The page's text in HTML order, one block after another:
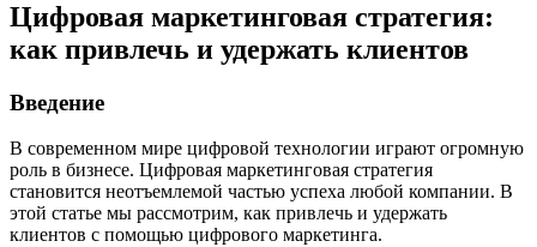
Цифровая маркетинговая стратегия:
как привлечь и удержать клиентов
Введение
В современном мире цифровой технологии играют огромную
роль в бизнесе. Цифровая маркетинговая стратегия
становится неотъемлемой частью успеха любой компании. В
этой статье мы рассмотрим, как привлечь и удержать
клиентов с помощью цифрового маркетинга.